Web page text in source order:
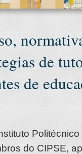
de
de
do CIPSE,